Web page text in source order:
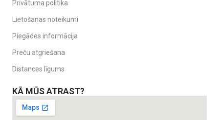
Privātuma politika
Lietošanas noteikumi
Piegādes informācija
Preču atgriešana
Distances līgums
KĀ MŪS ATRAST?